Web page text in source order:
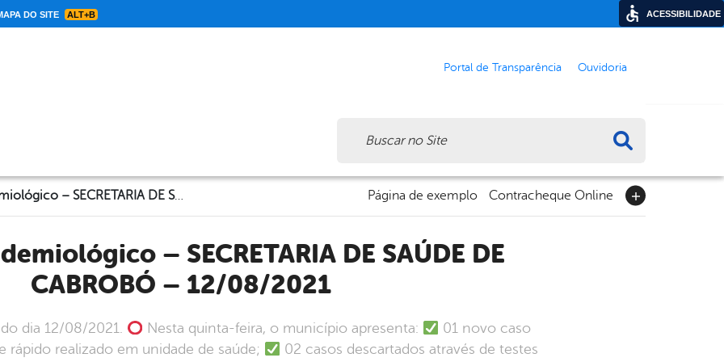
DO SITE ALT+B
Portal de Transparência Ouvidoria
Informe Epidemiológico – SECRETARIA DE SAÚDE DE CABROBÓ – 12/08/2021 Página de exemplo Contracheque Online
CABROBÓ – 12/08/2021
dia 12/08/2021. Nesta quinta-feira, o município apresenta:
01 novo caso
rápido realizado em unidade de saúde;
02 casos descartados através de testes
ACESSIBILIDADE